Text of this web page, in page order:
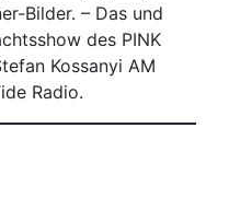
Bilder. – Das und
des PINK
Kossanyi AM
Radio.